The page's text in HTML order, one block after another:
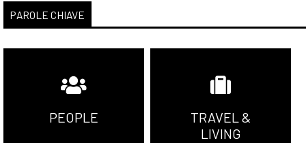
PAROLE CHIAVE
PEOPLE
TRAVEL &
LIVING